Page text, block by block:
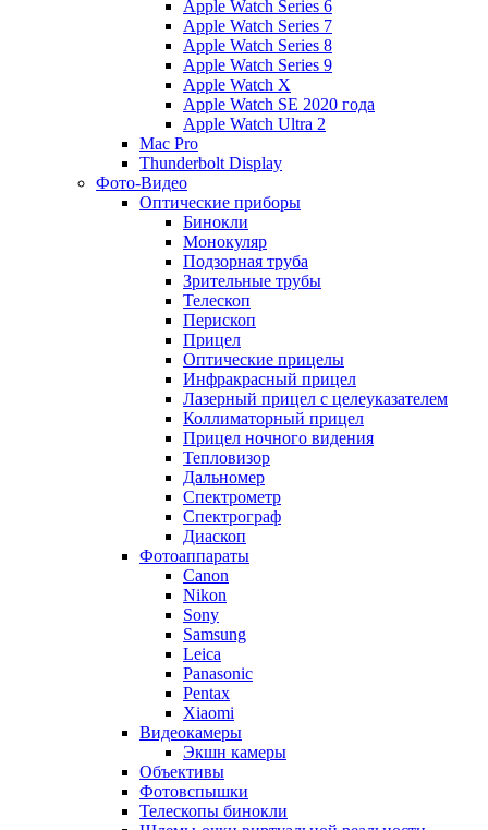
Apple Watch Series 6
Apple Watch Series 7
Apple Watch Series 8
Apple Watch Series 9
Apple Watch X
Apple Watch SE 2020 года
Apple Watch Ultra 2
Mac Pro
Thunderbolt Display
Фото-Видео
Оптические приборы
Бинокли
Монокуляр
Подзорная труба
Зрительные трубы
Телескоп
Перископ
Прицел
Оптические прицелы
Инфракрасный прицел
Лазерный прицел с целеуказателем
Коллиматорный прицел
Прицел ночного видения
Тепловизор
Дальномер
Спектрометр
Спектрограф
Диаскоп
Фотоаппараты
Canon
Nikon
Sony
Samsung
Leica
Panasonic
Pentax
Xiaomi
Видеокамеры
Экшн камеры
Объективы
Фотовспышки
Телескопы бинокли